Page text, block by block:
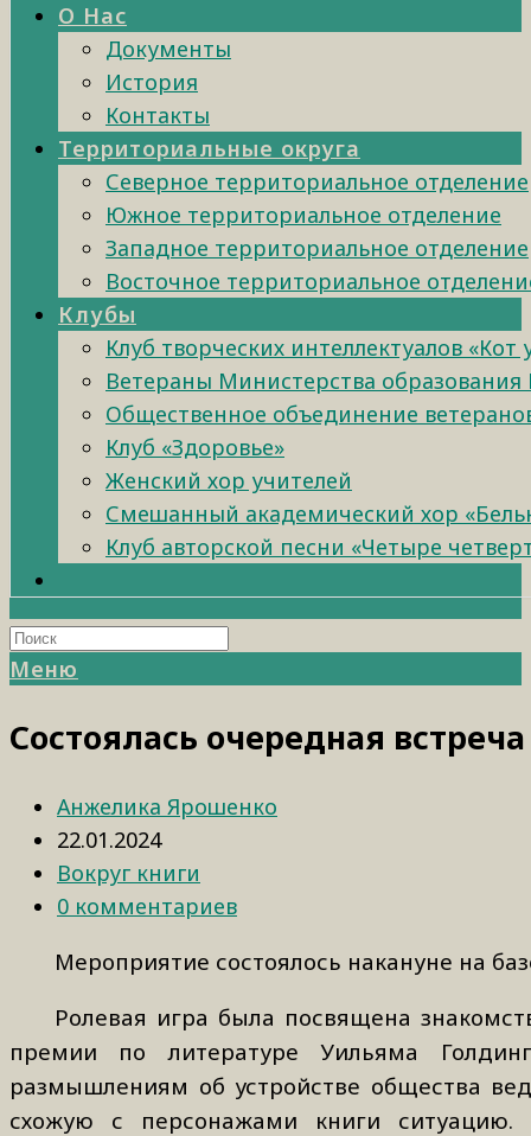
О Нас
Документы
История
Контакты
Территориальные округа
Северное территориальное отделение
Южное территориальное отделение
Западное территориальное отделение
Восточное территориальное
Клубы
Клуб творческих интеллектуалов «Кот
Ветераны Министерства образования
Общественное объединение
Клуб «Здоровье»
Женский хор учителей
Смешанный академический хор
Клуб авторской песни «Четыре
Меню
Состоялась очередная
Анжелика Ярошенко
22.01.2024
Вокруг книги
0 комментариев
Мероприятие состоялось накануне на
Ролевая игра была посвящена
премии по литературе Уильяма
размышлениям об устройстве общества
схожую с персонажами книги ситуацию.